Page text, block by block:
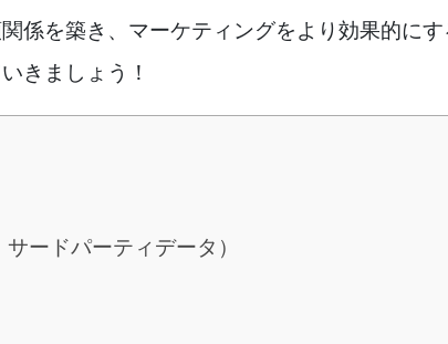
係を築き、マーケティングをより効果的にす
きましょう！
ードパーティデータ）